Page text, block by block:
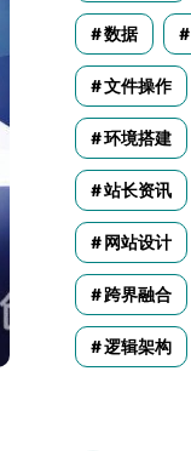
数据
文件操作
环境搭建
站长资讯
网站设计
跨界融合
逻辑架构